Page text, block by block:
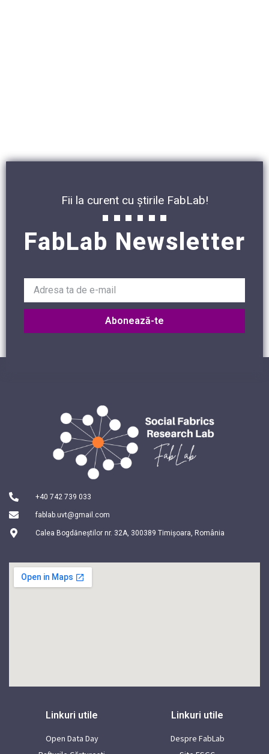
Fii la curent cu știrile FabLab!
FabLab Newsletter
Abonează-te
+40 742 739 033
fablab.uvt@gmail.com
Calea Bogdăneștilor nr. 32A, 300389 Timișoara, România
Linkuri utile
Open Data Day
Linkuri utile
Despre FabLab